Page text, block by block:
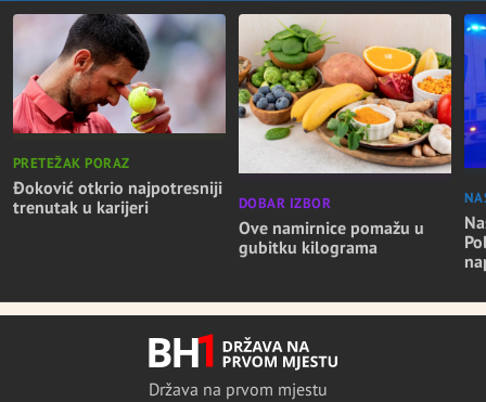
PRETEŽAK PORAZ
Đoković otkrio najpotresniji
trenutak u karijeri
DOBAR IZBOR
Ove namirnice pomažu u
gubitku kilograma
Država na prvom mjestu